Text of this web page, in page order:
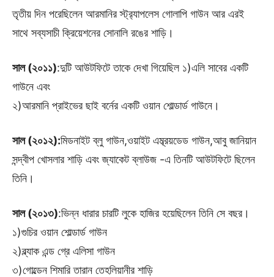
তৃতীয় দিন পরেছিলেন আরমানির স্ট্র‍্যাপলেস গোলাপি গাউন আর এরই
সাথে সব্যসাচী ক্রিয়েশনের সোনালি রঙের শাড়ি।
সাল (২০১১):দুটি আউটফিটে তাকে দেখা গিয়েছিল ১)এলি সাবের একটি
গাউনে এবং
২)আরমানি প্রাইভের ছাই বর্নের একটি ওয়ান শোল্ডার্ড গাউনে।
সাল (২০১২):মিডনাইট ব্লু গাউন,ওয়াইট এম্ব্রয়ডেড গাউন,আবু জানিয়ান
সন্দ্বীপ খোসলার শাড়ি এবং জ্যাকেট ব্লাউজ -এ তিনটি আউটফিটে ছিলেন
তিনি।
সাল (২০১৩):ভিন্ন ধারার চারটি লুকে হাজির হয়েছিলেন তিনি সে বছর।
১)গুচির ওয়ান শোল্ডার্ড গাউন
২)ব্ল্যাক এন্ড গ্রে এলিসা গাউন
৩)গোল্ডেন শিমারি তারান তেহলিয়ানীর শাড়ি